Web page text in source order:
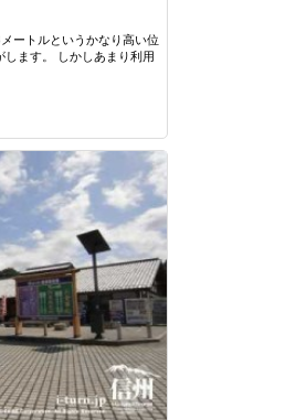
ートルというかなり高い位
ます。 しかしあまり利用